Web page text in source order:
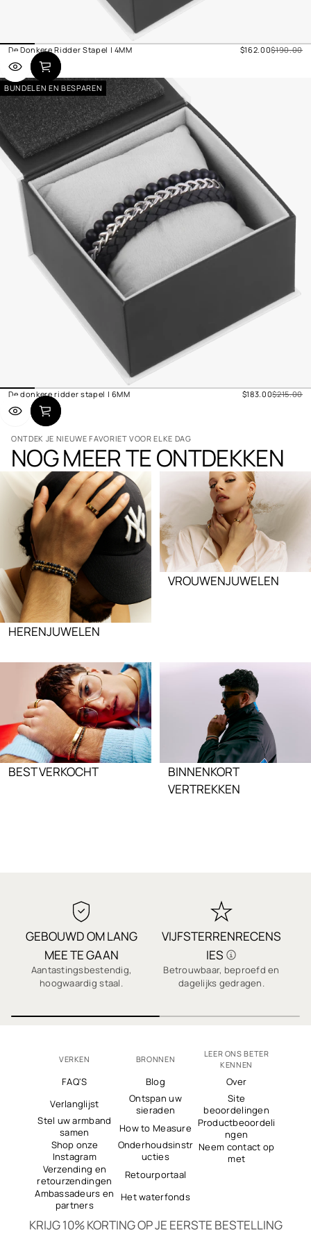
De Donkere Ridder Stapel | 4MM Verkoopprijs
$162.00Normale
$190.00
BUNDELEN EN BESPAREN
De donkere ridder stapel | 6MM Verkoopprijs
$183.00Normale
$215.00
ONTDEK JE NIEUWE FAVORIET VOOR ELKE DAG
NOG MEER TE ONTDEKKEN
HERENJUWELEN
VROUWENJUWELEN
BEST VERKOCHT
BINNENKORT
VERTREKKEN
GEBOUWD OM LANG
MEE TE GAAN
Aantastingsbestendig,
hoogwaardig staal.
VIJFSTERRENRECENS
IES
Betrouwbaar, beproefd en
dagelijks gedragen.
VERKEN
FAQ'S
Verlanglijst
Stel uw armband
samen
Shop onze
Instagram
Verzending en
retourzendingen
Ambassadeurs en
partners
BRONNEN
Blog
Ontspan uw
sieraden
How to Measure
Onderhoudsinstr
ucties
Retourportaal
Het waterfonds
LEER ONS BETER
KENNEN
Over
Site
beoordelingen
Productbeoordeli
ngen
Neem contact op
met
KRIJG 10% KORTING OP JE EERSTE BESTELLING